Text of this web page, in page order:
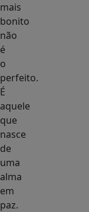
mais
bonito
não
é
o
perfeito.
É
aquele
que
nasce
de
uma
alma
em
paz.